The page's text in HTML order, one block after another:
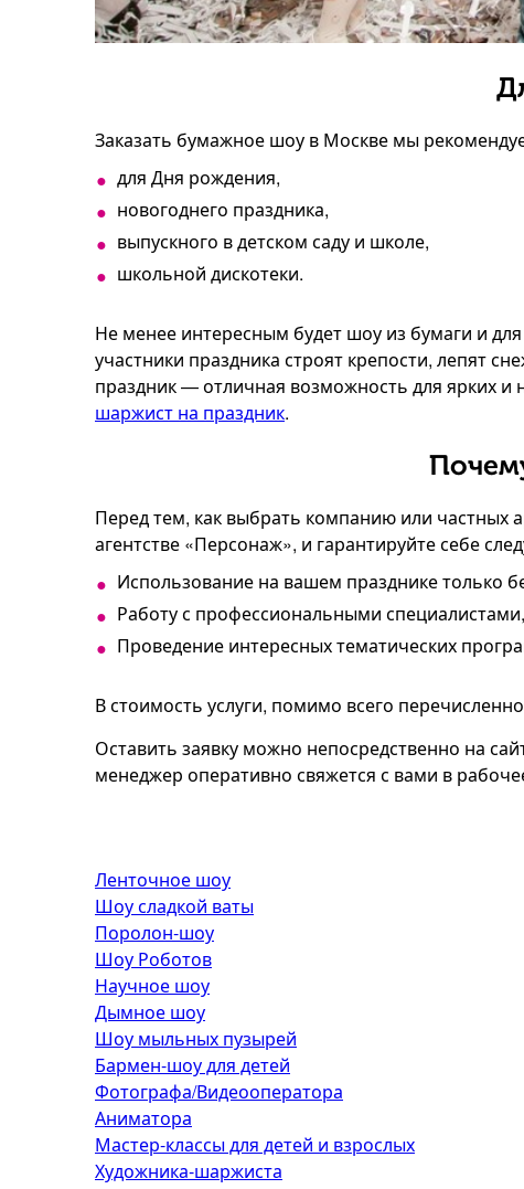
Заказать бумажное шоу в Москве мы
для Дня рождения,
новогоднего праздника,
выпускного в детском саду и школе,
школьной дискотеки.
Не менее интересным будет шоу из бумаги и
участники праздника строят крепости, лепят
праздник — отличная возможность для ярких
шаржист на праздник.
Перед тем, как выбрать компанию или частных
агентстве «Персонаж», и гарантируйте себе
Использование на вашем празднике только
Работу с профессиональными
Проведение интересных тематических
В стоимость услуги, помимо всего
Оставить заявку можно непосредственно на
менеджер оперативно свяжется с вами в
Ленточное шоу
Шоу сладкой ваты
Поролон-шоу
Шоу Роботов
Научное шоу
Дымное шоу
Шоу мыльных пузырей
Бармен-шоу для детей
Фотографа/Видеооператора
Аниматора
Мастер-классы для детей и взрослых
Художника-шаржиста